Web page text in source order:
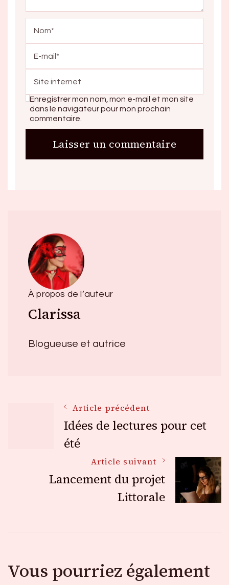
Enregistrer mon nom, mon e-mail et mon site
dans le navigateur pour mon prochain
commentaire.
À propos de l’auteur
Clarissa
Blogueuse et autrice
Navigation
articles
Article précédent
Idées de lectures pour cet
été
Article suivant
Lancement du projet
Littorale
Vous pourriez également